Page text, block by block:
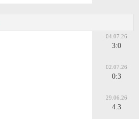
04.07.26
3:0
02.07.26
0:3
29.06.26
4:3